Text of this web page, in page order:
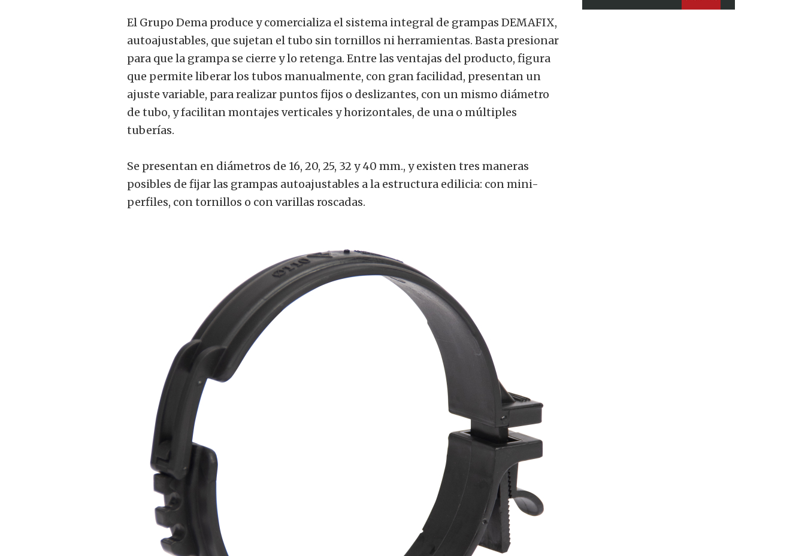
El Grupo Dema produce y comercializa el sistema integral de grampas DEMAFIX,
autoajustables, que sujetan el tubo sin tornillos ni herramientas. Basta presionar
para que la grampa se cierre y lo retenga. Entre las ventajas del producto, figura
que permite liberar los tubos manualmente, con gran facilidad, presentan un
ajuste variable, para realizar puntos fijos o deslizantes, con un mismo diámetro
de tubo, y facilitan montajes verticales y horizontales, de una o múltiples
tuberías.
Se presentan en diámetros de 16, 20, 25, 32 y 40 mm., y existen tres maneras
posibles de fijar las grampas autoajustables a la estructura edilicia: con mini-
perfiles, con tornillos o con varillas roscadas.